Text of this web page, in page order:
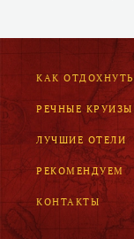
КАК ОТДОХНУТЬ
РЕЧНЫЕ КРУИЗЫ
ЛУЧШИЕ ОТЕЛИ
РЕКОМЕНДУЕМ
КОНТАКТЫ